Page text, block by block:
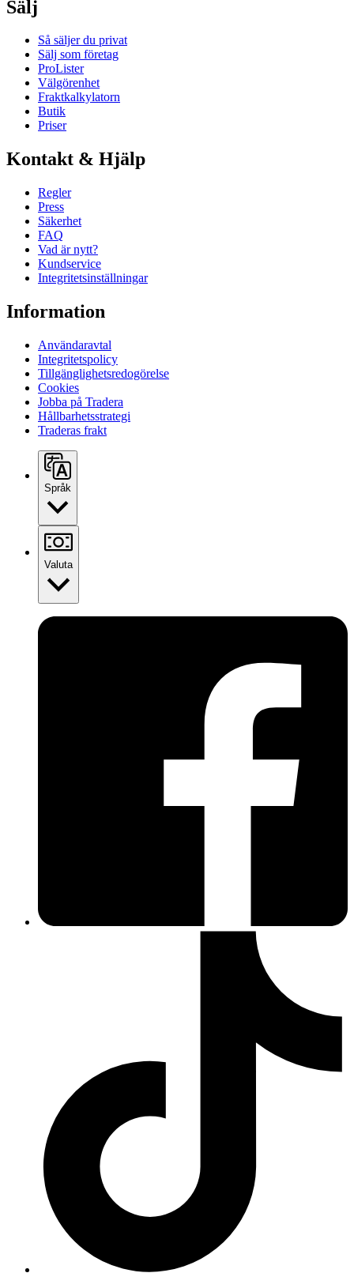
Sälj
Så säljer du privat
Sälj som företag
ProLister
Välgörenhet
Fraktkalkylatorn
Butik
Priser
Kontakt & Hjälp
Regler
Press
Säkerhet
FAQ
Vad är nytt?
Kundservice
Integritetsinställningar
Information
Användaravtal
Integritetspolicy
Tillgänglighetsredogörelse
Cookies
Jobba på Tradera
Hållbarhetsstrategi
Traderas frakt
Språk
Valuta